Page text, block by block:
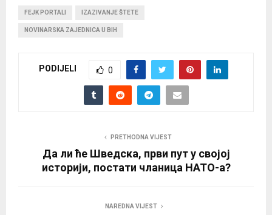
FEJK PORTALI IZAZIVANJE ŠTETE
NOVINARSKA ZAJEDNICA U BIH
PODIJELI 0
PRETHODNA VIJEST
Да ли ће Шведска, први пут у својој
историји, постати чланица НАТО-а?
NAREDNA VIJEST